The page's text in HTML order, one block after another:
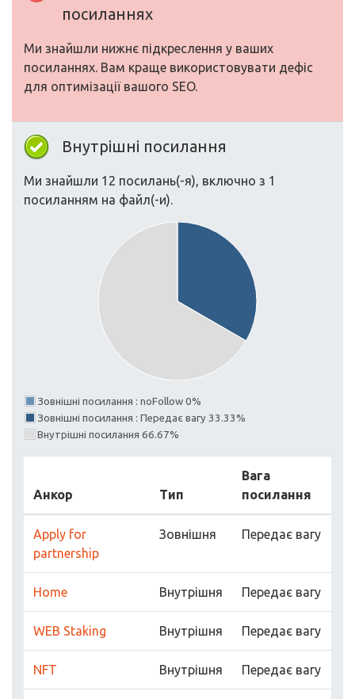
посиланнях
Ми знайшли нижнє підкреслення у ваших
посиланнях. Вам краще використовувати дефіс
для оптимізації вашого SEO.
Внутрішні посилання
Ми знайшли 12 посилань(-я), включно з 1
посиланням на файл(-и).
Зовнішні посилання : noFollow 0%
Зовнішні посилання : Передає вагу 33.33%
Внутрішні посилання 66.67%
Анкор Тип
Вага
посилання
Apply for
partnership
Зовнішня Передає вагу
Home Внутрішня Передає вагу
WEB Staking Внутрішня Передає вагу
NFT Внутрішня Передає вагу